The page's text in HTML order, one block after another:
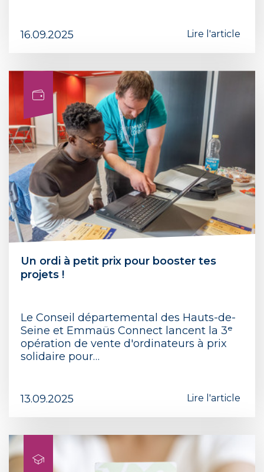
16.09.2025 Lire l'article
Un ordi à petit prix pour booster tes
projets !
Le Conseil départemental des Hauts-de-
Seine et Emmaüs Connect lancent la 3ᵉ
opération de vente d'ordinateurs à prix
solidaire pour…
13.09.2025 Lire l'article